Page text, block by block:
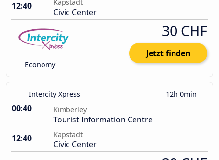
12:40
Kapstadt
Civic Center
Economy
30 CHF
Jetzt finden
Intercity Xpress 12h 0min
00:40 Kimberley
Tourist Information Centre
12:40
Kapstadt
Civic Center